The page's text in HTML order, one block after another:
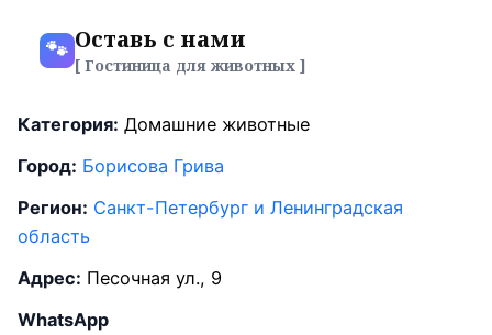
🐾 Оставь с нами
[ Гостиница для животных ]
Категория: Домашние животные
Город: Борисова Грива
Регион: Санкт-Петербург и Ленинградская
область
Адрес: Песочная ул., 9
WhatsApp